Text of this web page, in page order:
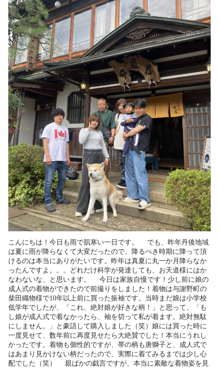
こんにちは！今日も雨で肌寒い一日です。 でも、昨年丹後地域
は夏に雨が降らなくて大変だったので、降るべき時期に降って頂
けるのは本当にありがたいです。昨年は真夏に丸一か月降らなか
ったんですよ。。。どれだけ科学が発達しても、お天道様にはか
なわないな、と思います。 今日は家族自慢です！少し前に娘の
成人式の着物ができたので前撮りをしました！着物は与謝野町の
柴田織物様で10年以上前に買った振袖です。当時まだ娘は小学校
低学年でしたが、「これ、絶対娘が好きな柄！」と思って、「も
し娘が成人式で着なかったら、袖を切って私が着ます。絶対無駄
にしません。」と豪語して購入しました（笑）娘には買った時に
一度見せて、数年前に再度見せたら大絶賛でした！本当にうれし
かったです。着物も個性的ですが、帯の柄も唐獅子と、成人式で
はあまり見かけない柄だったので、実際に着てみるまでは少し心
配でした（笑） 親ばかの戯言ですが、本当に素敵な着物姿を見